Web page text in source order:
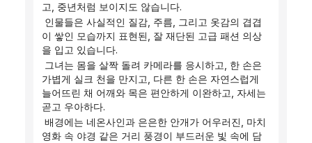
고, 중년처럼 보이지도 않습니다.
이 쌓인 모습까지 표현된, 잘 재단된 고급 패션 의상
을 입고 있습니다.
가볍게 실크 천을 만지고, 다른 한 손은 자연스럽게
늘어뜨린 채 어깨와 목은 편안하게 이완하고, 자세는
곧고 우아하다.
영화 속 야경 같은 거리 풍경이 부드러운 빛 속에 담